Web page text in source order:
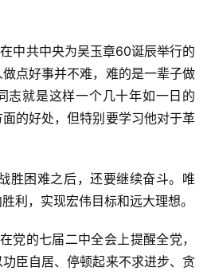
中共中央为吴玉章60诞辰举行的
点好事并不难，难的是一辈子做
志就是这样一个几十年如一日的
的好处，但特别要学习他对于革
胜困难之后，还要继续奋斗。唯
利，实现宏伟目标和远大理想。
党的七届二中全会上提醒全党，
臣自居、停顿起来不求进步、贪